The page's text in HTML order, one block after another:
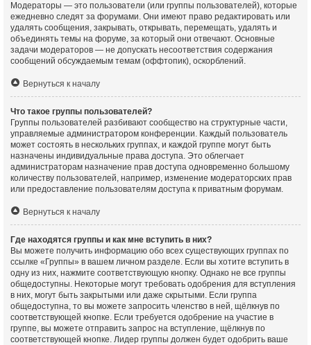
Модераторы — это пользователи (или группы пользователей), которые
ежедневно следят за форумами. Они имеют право редактировать или
удалять сообщения, закрывать, открывать, перемещать, удалять и
объединять темы на форуме, за который они отвечают. Основные
задачи модераторов — не допускать несоответствия содержания
сообщений обсуждаемым темам (оффтопик), оскорблений.
Вернуться к началу
Что такое группы пользователей?
Группы пользователей разбивают сообщество на структурные части,
управляемые администратором конференции. Каждый пользователь
может состоять в нескольких группах, и каждой группе могут быть
назначены индивидуальные права доступа. Это облегчает
администраторам назначение прав доступа одновременно большому
количеству пользователей, например, изменение модераторских прав
или предоставление пользователям доступа к приватным форумам.
Вернуться к началу
Где находятся группы и как мне вступить в них?
Вы можете получить информацию обо всех существующих группах по
ссылке «Группы» в вашем личном разделе. Если вы хотите вступить в
одну из них, нажмите соответствующую кнопку. Однако не все группы
общедоступны. Некоторые могут требовать одобрения для вступления
в них, могут быть закрытыми или даже скрытыми. Если группа
общедоступна, то вы можете запросить членство в ней, щёлкнув по
соответствующей кнопке. Если требуется одобрение на участие в
группе, вы можете отправить запрос на вступление, щёлкнув по
соответствующей кнопке. Лидер группы должен будет одобрить ваше